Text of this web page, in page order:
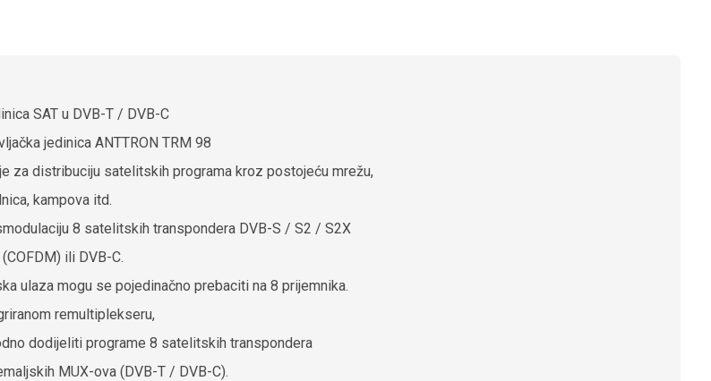
SAT u DVB-T / DVB-C
jedinica ANTTRON TRM 98
za distribuciju satelitskih programa kroz postojeću mrežu,
kampova itd.
8 satelitskih transpondera DVB-S / S2 / S2X
ili DVB-C.
ulaza mogu se pojedinačno prebaciti na 8 prijemnika.
remultiplekseru,
dodijeliti programe 8 satelitskih transpondera
MUX-ova (DVB-T / DVB-C).